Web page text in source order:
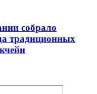
собрало
традиционных